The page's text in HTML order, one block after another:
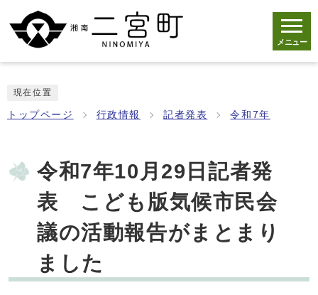
メニュー
現在位置
トップページ 行政情報 記者発表 令和7年
令和7年10月29日記者発
表 こども版気候市民会
議の活動報告がまとまり
ました